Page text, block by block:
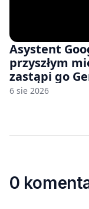
Asystent
przyszłym
zastąpi go
6 sie 2026
0